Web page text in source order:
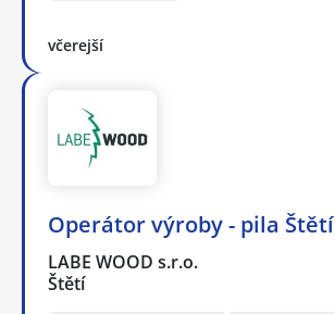
včerejší
Operátor výroby - pila Štětí
LABE WOOD s.r.o.
Štětí